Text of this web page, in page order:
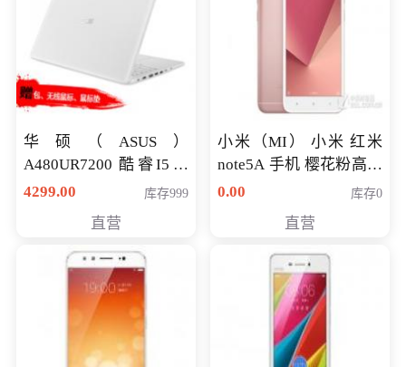
华硕（ASUS）
A480UR7200 酷睿I5超
薄学生办公游戏独显笔
NV930-2G独
4299.00 库存999
直营
小米（MI） 小米 红米
note5A 手机 樱花粉高配
版 全网通(3G+32G)
0.00 库存0
直营